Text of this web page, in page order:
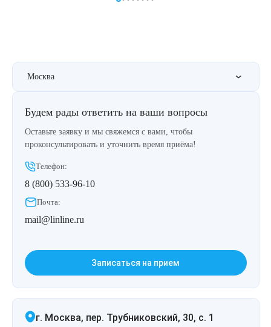
Москва
Будем рады ответить на ваши вопросы
Оставьте заявку и мы свяжемся с вами, чтобы
проконсультировать и уточнить время приёма!
Телефон:
8 (800) 533-96-10
Почта:
mail@linline.ru
Записаться на прием
г. Москва, пер. Трубниковский, 30, с. 1